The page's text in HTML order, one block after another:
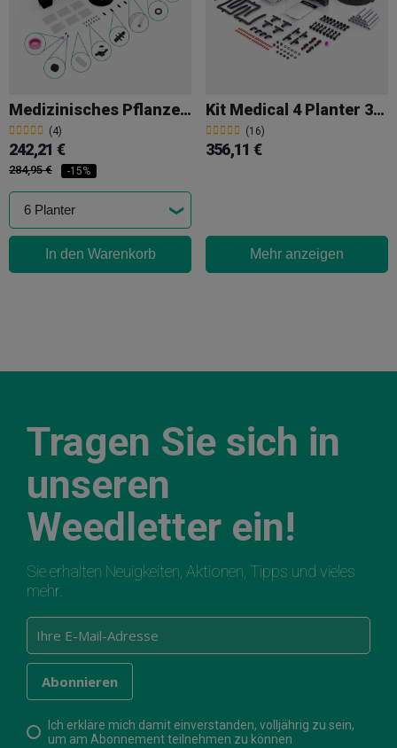
Medizinisches Pflanzenset
(4)
242,21 €
284,95 € -15%
In den Warenkorb
Kit Medical 4 Planter 37,85 L The Bucket Company
(16)
356,11 €
Mehr anzeigen
Tragen Sie sich in
unseren
Weedletter ein!
Sie erhalten Neuigkeiten, Aktionen, Tipps und vieles
mehr.
Ich erkläre mich damit einverstanden, volljährig zu sein,
um am Abonnement teilnehmen zu können